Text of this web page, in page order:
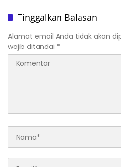
Tinggalkan Balasan
Alamat email Anda tidak akan
wajib ditandai *